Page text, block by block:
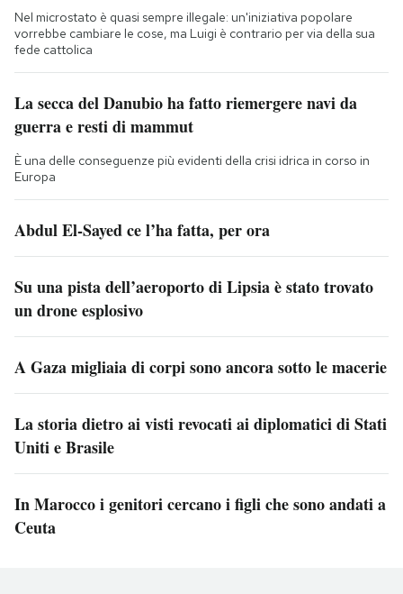
Nel microstato è quasi sempre illegale: un'iniziativa popolare
vorrebbe cambiare le cose, ma Luigi è contrario per via della sua
fede cattolica
La secca del Danubio ha fatto riemergere navi da
guerra e resti di mammut
È una delle conseguenze più evidenti della crisi idrica in corso in
Europa
Abdul El-Sayed ce l’ha fatta, per ora
Su una pista dell’aeroporto di Lipsia è stato trovato
un drone esplosivo
A Gaza migliaia di corpi sono ancora sotto le macerie
La storia dietro ai visti revocati ai diplomatici di Stati
Uniti e Brasile
In Marocco i genitori cercano i figli che sono andati a
Ceuta